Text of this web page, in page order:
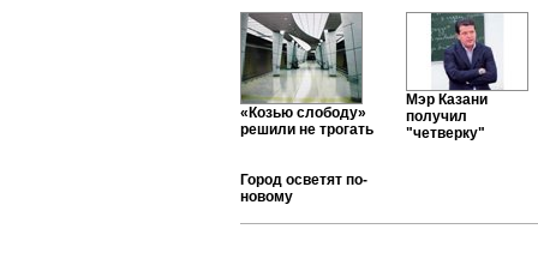
«Козью слободу»
решили не трогать
Мэр Казани
получил
"четверку"
Город осветят по-
новому